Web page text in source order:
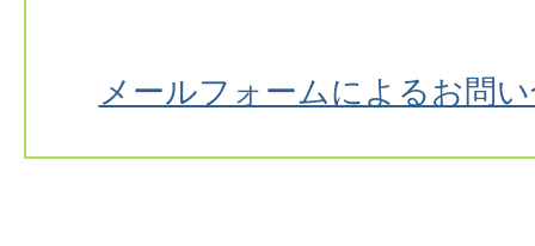
メールフォームによるお問